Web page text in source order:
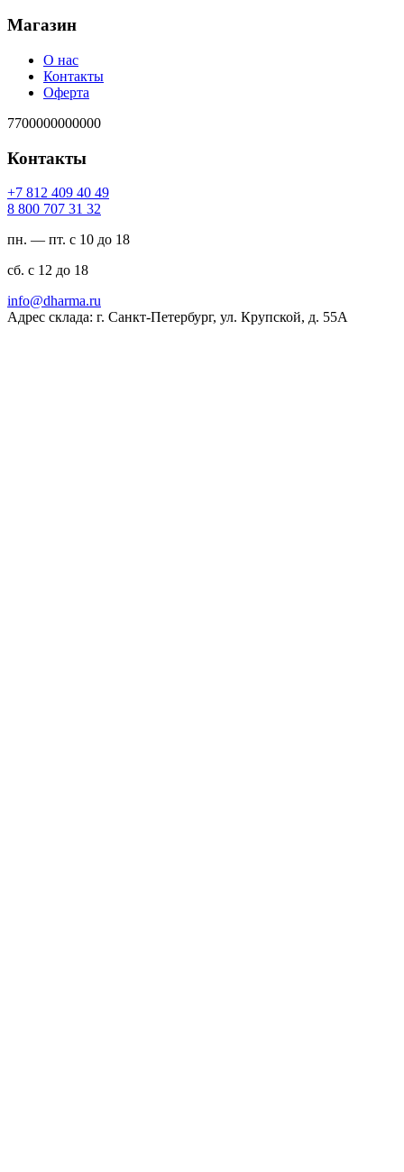
Магазин
О нас
Контакты
Оферта
7700000000000
Контакты
94 04 904 218 7+
23 13 707 008 8
пн. — пт. с 10 до 18
сб. с 12 до 18
ur.amrahd@ofni
Адрес склада: г. Санкт-Петербург, ул. Крупской, д. 55А